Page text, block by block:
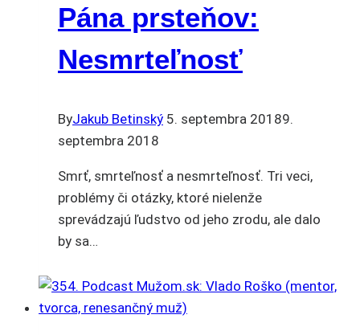
Pána prsteňov:
Nesmrteľnosť
ByJakub Betinský 5. septembra 20189.
septembra 2018
Smrť, smrteľnosť a nesmrteľnosť. Tri veci,
problémy či otázky, ktoré nielenže
sprevádzajú ľudstvo od jeho zrodu, ale dalo
by sa…